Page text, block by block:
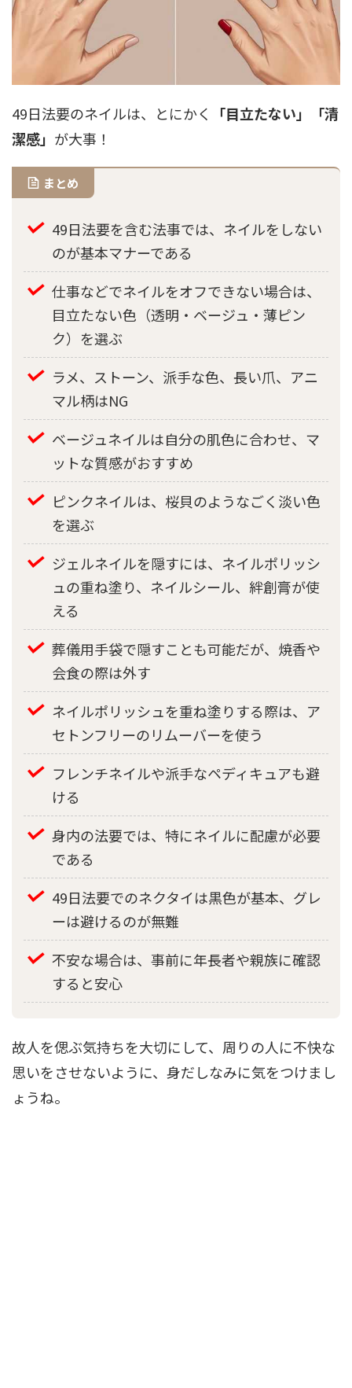
49日法要のネイルは、とにかく
「目立たない」「清
潔感」 が大事！
まとめ
49日法要を含む法事では、ネイルをしない
のが基本マナーである
仕事などでネイルをオフできない場合は、
目立たない色（透明・ベージュ・薄ピン
ク）を選ぶ
ラメ、ストーン、派手な色、長い爪、アニ
マル柄はNG
ベージュネイルは自分の肌色に合わせ、マ
ットな質感がおすすめ
ピンクネイルは、桜貝のようなごく淡い色
を選ぶ
ジェルネイルを隠すには、ネイルポリッシ
ュの重ね塗り、ネイルシール、絆創膏が使
える
葬儀用手袋で隠すことも可能だが、焼香や
会食の際は外す
ネイルポリッシュを重ね塗りする際は、ア
セトンフリーのリムーバーを使う
フレンチネイルや派手なペディキュアも避
ける
身内の法要では、特にネイルに配慮が必要
である
49日法要でのネクタイは黒色が基本、グレ
ーは避けるのが無難
不安な場合は、事前に年長者や親族に確認
すると安心
故人を偲ぶ気持ちを大切にして、周りの人に不快な
思いをさせないように、身だしなみに気をつけまし
ょうね。